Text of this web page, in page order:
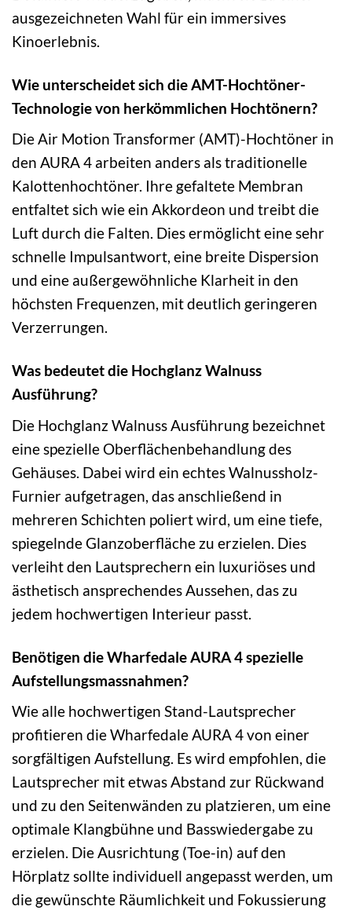
ausgezeichneten Wahl für ein immersives
Kinoerlebnis.
Wie unterscheidet sich die AMT-Hochtöner-
Technologie von herkömmlichen Hochtönern?
Die Air Motion Transformer (AMT)-Hochtöner in
den AURA 4 arbeiten anders als traditionelle
Kalottenhochtöner. Ihre gefaltete Membran
entfaltet sich wie ein Akkordeon und treibt die
Luft durch die Falten. Dies ermöglicht eine sehr
schnelle Impulsantwort, eine breite Dispersion
und eine außergewöhnliche Klarheit in den
höchsten Frequenzen, mit deutlich geringeren
Verzerrungen.
Was bedeutet die Hochglanz Walnuss
Ausführung?
Die Hochglanz Walnuss Ausführung bezeichnet
eine spezielle Oberflächenbehandlung des
Gehäuses. Dabei wird ein echtes Walnussholz-
Furnier aufgetragen, das anschließend in
mehreren Schichten poliert wird, um eine tiefe,
spiegelnde Glanzoberfläche zu erzielen. Dies
verleiht den Lautsprechern ein luxuriöses und
ästhetisch ansprechendes Aussehen, das zu
jedem hochwertigen Interieur passt.
Benötigen die Wharfedale AURA 4 spezielle
Aufstellungsmassnahmen?
Wie alle hochwertigen Stand-Lautsprecher
profitieren die Wharfedale AURA 4 von einer
sorgfältigen Aufstellung. Es wird empfohlen, die
Lautsprecher mit etwas Abstand zur Rückwand
und zu den Seitenwänden zu platzieren, um eine
optimale Klangbühne und Basswiedergabe zu
erzielen. Die Ausrichtung (Toe-in) auf den
Hörplatz sollte individuell angepasst werden, um
die gewünschte Räumlichkeit und Fokussierung